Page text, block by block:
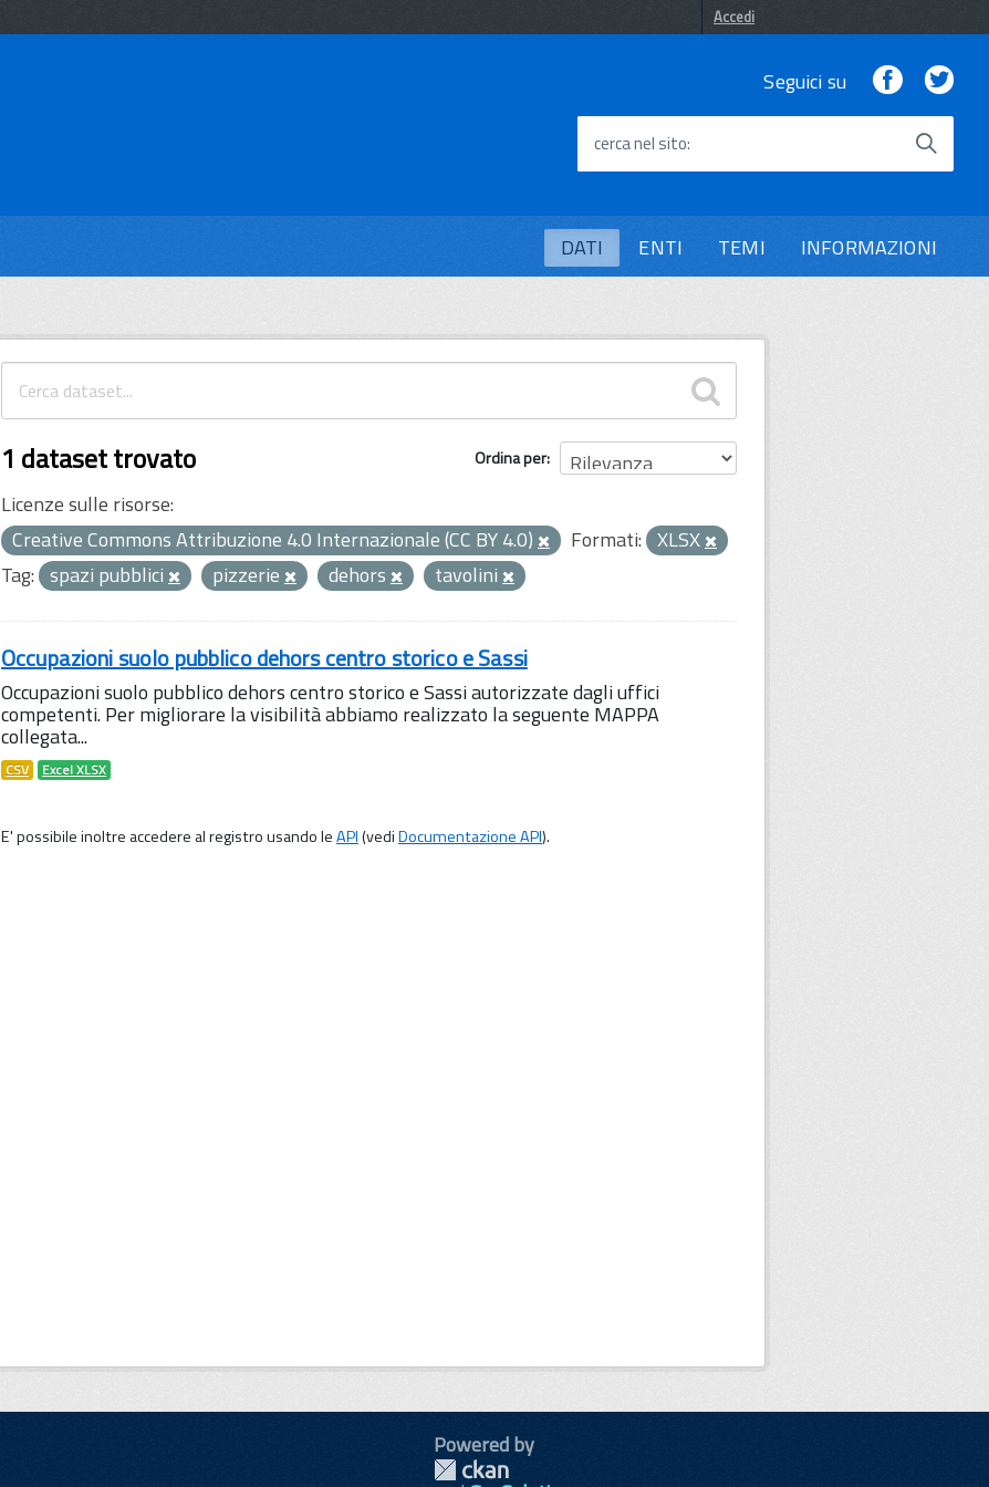
Accedi
Seguici su Facebook
cerca nel sito
DATI ENTI TEMI INFORMAZIONI
Ordina per
1 dataset trovato
Licenze sulle risorse:
Creative Commons Attribuzione 4.0 Internazionale (CC BY 4.0)
Formati: XLSX
Tag: spazi pubblici pizzerie dehors tavolini
Occupazioni suolo pubblico dehors centro storico e Sassi
Occupazioni suolo pubblico dehors centro storico e Sassi autorizzate dagli uffici
competenti. Per migliorare la visibilità abbiamo realizzato la seguente MAPPA
collegata...
CSV Excel XLSX
E' possibile inoltre accedere al registro usando leAPI(vediDocumentazione API).
Powered by